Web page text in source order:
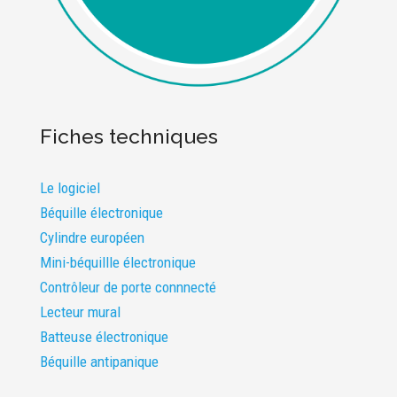
Fiches techniques
Le logiciel
Béquille électronique
Cylindre européen
Mini-béquillle électronique
Contrôleur de porte connnecté
Lecteur mural
Batteuse électronique
Béquille antipanique